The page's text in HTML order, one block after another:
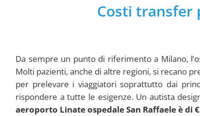
Costi transfer
Da sempre un punto di riferimento a Milano,
Molti pazienti, anche di altre regioni, si recano
per prelevare i viaggiatori soprattutto dai
rispondere a tutte le esigenze. Un autista
aeroporto Linate ospedale San Raffaeleè di